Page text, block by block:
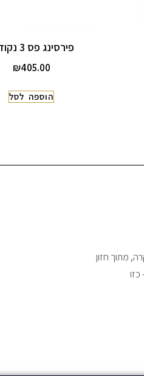
פירסינג פס 3 נקודות
₪405.00
הוספה לסל
יוקרה, מתוך חזון